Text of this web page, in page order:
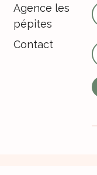
Agence les
pépites
Contact